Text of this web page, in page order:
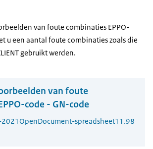
van foute combinaties EPPO-
u een aantal foute combinaties zoals die
gebruikt werden.
van foute
code - GN-code
OpenDocument-spreadsheet11.98